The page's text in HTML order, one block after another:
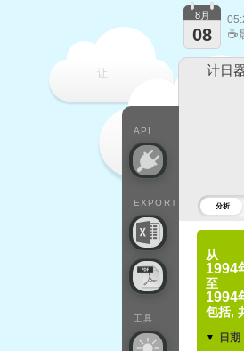
分析
从
1994
至
1994
包括,
▼ 日期
让
API
EXPORT
工具
8月
08 ☕
计日